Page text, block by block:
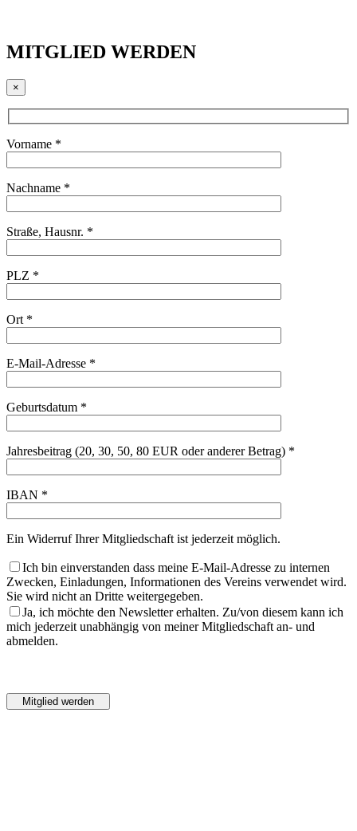
MITGLIED WERDEN
×
Vorname *
Nachname *
Straße, Hausnr. *
PLZ *
Ort *
E-Mail-Adresse *
Geburtsdatum *
Jahresbeitrag (20, 30, 50, 80 EUR oder anderer Betrag) *
IBAN *
Ein Widerruf Ihrer Mitgliedschaft ist jederzeit möglich.
Ich bin einverstanden dass meine E-Mail-Adresse zu internen
Zwecken, Einladungen, Informationen des Vereins verwendet wird.
Sie wird nicht an Dritte weitergegeben.
Ja, ich möchte den Newsletter erhalten. Zu/von diesem kann ich
mich jederzeit unabhängig von meiner Mitgliedschaft an- und
abmelden.
dieses
Feld
lasse
dieses